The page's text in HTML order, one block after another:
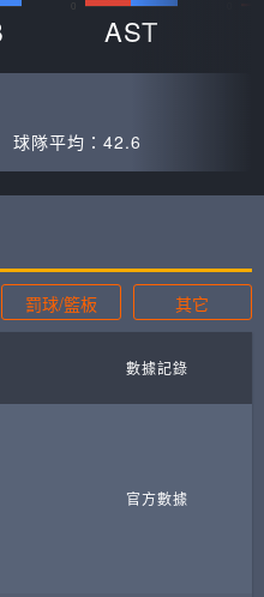
AST
球隊平均： 42.6
罰球/籃板 其它
數據記錄
官方數據